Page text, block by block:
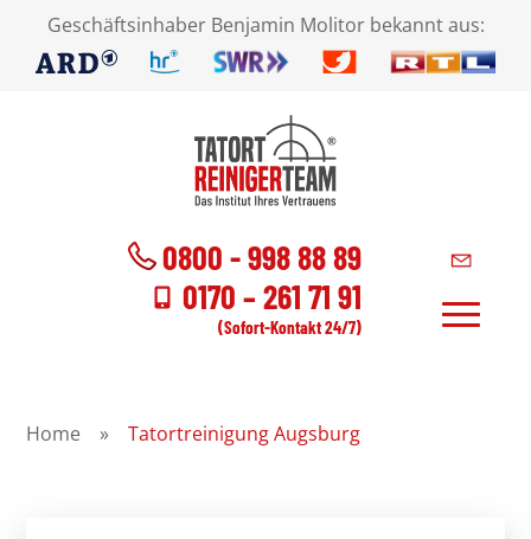
Geschäftsinhaber Benjamin Molitor bekannt aus:
0800 - 998 88 89
0170 – 261 71 91
(Sofort-Kontakt 24/7)
Home » Tatortreinigung Augsburg